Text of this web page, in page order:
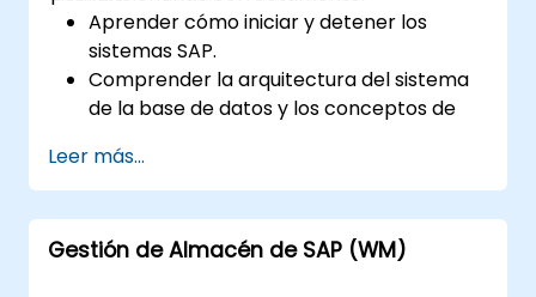
Aprender cómo iniciar y detener los
sistemas SAP.
Comprender la arquitectura del sistema
de la base de datos y los conceptos de
Configurar sistemas y crear destinos RFC.
Programar y monitorear trabajos en
segundo plano.
Leer más...
Gestión de Almacén de SAP (WM)